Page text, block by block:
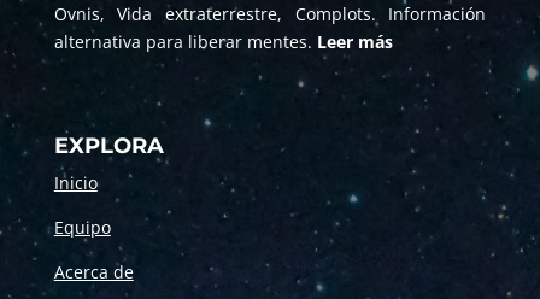
Ovnis, Vida extraterrestre, Complots. Información
alternativa para liberar mentes. Leer más
EXPLORA
Inicio
Equipo
Acerca de